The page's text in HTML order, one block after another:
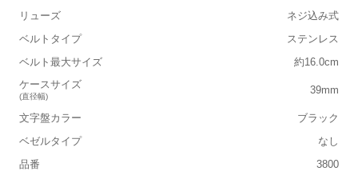
リューズ
ネジ込み式
ベルトタイプ
ステンレス
ベルト最大サイズ
約16.0cm
ケースサイズ
(直径幅)
39mm
文字盤カラー
ブラック
ベゼルタイプ
なし
品番
3800
■ケースの大きさ
小さい 大きい
■装飾感
■向いているシチュエーション
カジュアル